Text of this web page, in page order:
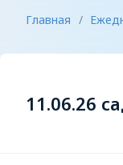
Главная /
11.06.26